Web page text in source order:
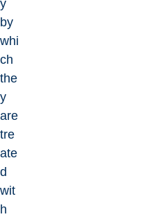
y
by
whi
ch
the
y
are
tre
ate
d
wit
h